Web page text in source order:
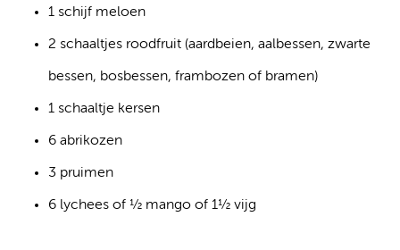
1 schijf meloen
2 schaaltjes roodfruit (aardbeien, aalbessen, zwarte
bessen, bosbessen, frambozen of bramen)
1 schaaltje kersen
6 abrikozen
3 pruimen
6 lychees of ½ mango of 1½ vijg